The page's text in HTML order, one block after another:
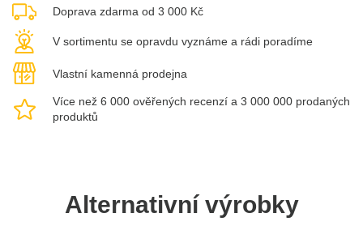
Doprava zdarma od 3 000 Kč
V sortimentu se opravdu vyznáme a rádi poradíme
Vlastní kamenná prodejna
Více než 6 000 ověřených recenzí a 3 000 000 prodaných
produktů
Alternativní výrobky